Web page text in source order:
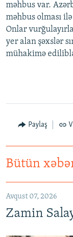
məhbus var.
məhbus olması
Onlar
yer alan şəxslər
mühakimə
Paylaş
Bütün
Avqust 07, 2026
Zamin